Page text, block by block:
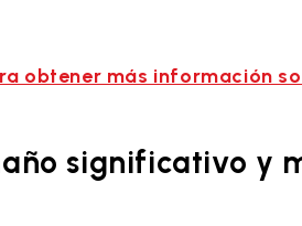
obtener más información
significativo y